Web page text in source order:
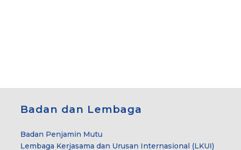
Badan dan Lembaga
Badan Penjamin Mutu
Lembaga Kerjasama dan Urusan Internasional (LKUI)